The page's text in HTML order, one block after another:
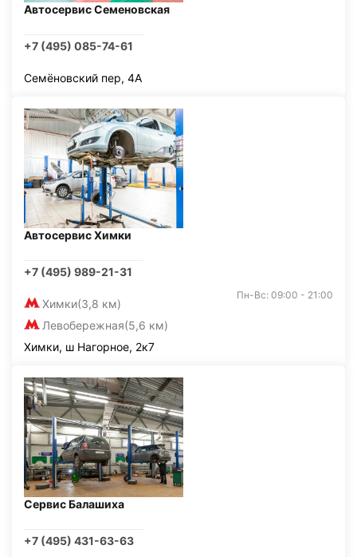
Автосервис Семеновская
+7 (495) 085-74-61
Семёновский пер, 4А
Автосервис Химки
+7 (495) 989-21-31
Химки(3,8 км)
Левобережная(5,6 км)
Пн-Вс: 09:00 - 21:00
Химки, ш Нагорное, 2к7
Сервис Балашиха
+7 (495) 431-63-63